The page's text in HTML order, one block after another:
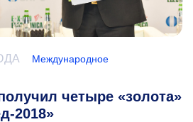
Международное
четыре «золота»
2018»